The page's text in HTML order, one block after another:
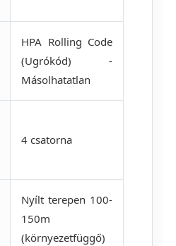
HPA Rolling Code
(Ugrókód) -
Másolhatatlan
4 csatorna
Nyílt terepen 100-
150m
(környezetfüggő)